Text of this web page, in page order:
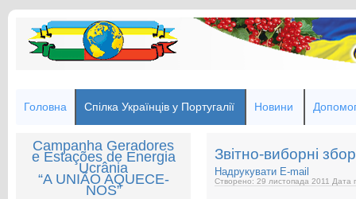
Головна Спілка Українців у Португалії Новини
Campanha Geradores
e Estações de Energia
Ucrânia
“A UNIÃO AQUECE-
NOS”
Звітно-виборні
Надрукувати E-mail
Створено: 29 листопада 2011 Дата